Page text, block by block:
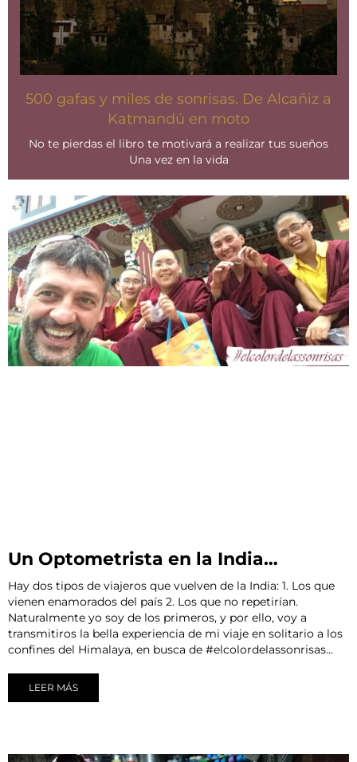
500 gafas y miles de sonrisas. De Alcañiz a
Katmandú en moto
No te pierdas el libro te motivará a realizar tus sueños
Una vez en la vida
Un Optometrista en la India…
Hay dos tipos de viajeros que vuelven de la India: 1. Los que
vienen enamorados del país 2. Los que no repetirían.
Naturalmente yo soy de los primeros, y por ello, voy a
transmitiros la bella experiencia de mi viaje en solitario a los
confines del Himalaya, en busca de #elcolordelassonrisas…
LEER MÁS